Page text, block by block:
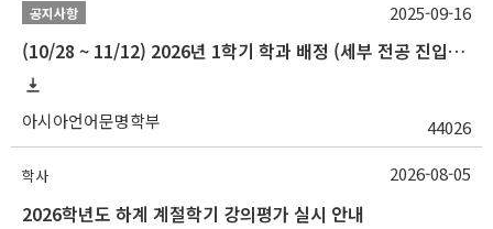
공지사항
(10/28 ~ 11/12) 2026년 1학기 학과 배정 (세부 전공 진입) 안내
아시아언어문명학부 44026
2025-09-16
학사
2026학년도 하계 계절학기 강의평가 실시 안내
2026-08-05